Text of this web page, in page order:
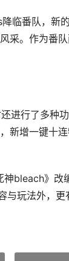
临番队，新
采。作为番
行了多种
增一键十
bleach》改
与玩法外，